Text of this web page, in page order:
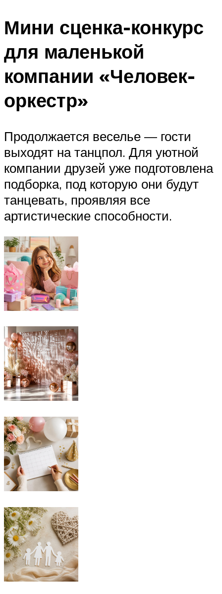
Мини сценка-конкурс
для маленькой
компании «Человек-
оркестр»
Продолжается веселье — гости
выходят на танцпол. Для уютной
компании друзей уже подготовлена
подборка, под которую они будут
танцевать, проявляя все
артистические способности.